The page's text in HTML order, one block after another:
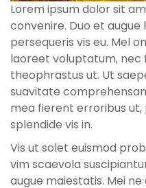
Lorem ipsum dolor sit
convenire. Duo et
persequeris vis eu. Mel
laoreet voluptatum, nec
theophrastus ut. Ut
suavitate
mea fierent erroribus
splendide vis in.
Vis ut solet euismod
vim scaevola
augue maiestatis. Mei